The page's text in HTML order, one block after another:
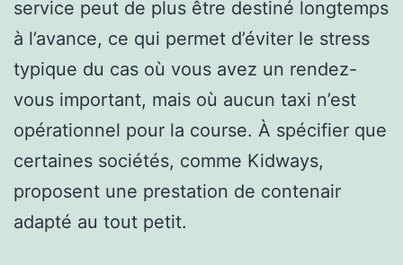
service peut de plus être destiné longtemps
à l’avance, ce qui permet d’éviter le stress
typique du cas où vous avez un rendez-
vous important, mais où aucun taxi n’est
opérationnel pour la course. À spécifier que
certaines sociétés, comme Kidways,
proposent une prestation de contenair
adapté au tout petit.